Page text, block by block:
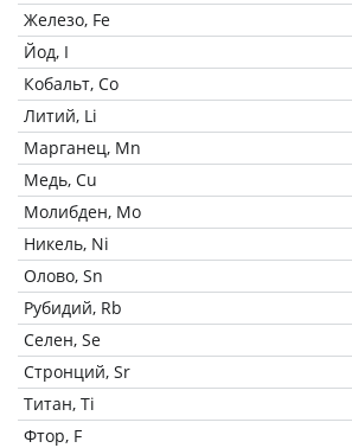
Железо, Fe
Йод, I
Кобальт, Co
Литий, Li
Марганец, Mn
Медь, Cu
Молибден, Mo
Никель, Ni
Олово, Sn
Рубидий, Rb
Селен, Se
Стронций, Sr
Титан, Ti
Фтор, F